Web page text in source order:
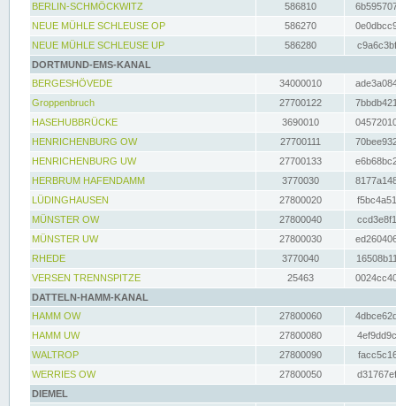
BERLIN-SCHMÖCKWITZ
586810
NEUE MÜHLE SCHLEUSE OP
586270
NEUE MÜHLE SCHLEUSE UP
586280
DORTMUND-EMS-KANAL
BERGESHÖVEDE
34000010
Groppenbruch
27700122
HASEHUBBRÜCKE
3690010
HENRICHENBURG OW
27700111
HENRICHENBURG UW
27700133
HERBRUM HAFENDAMM
3770030
LÜDINGHAUSEN
27800020
MÜNSTER OW
27800040
MÜNSTER UW
27800030
RHEDE
3770040
VERSEN TRENNSPITZE
25463
DATTELN-HAMM-KANAL
HAMM OW
27800060
HAMM UW
27800080
WALTROP
27800090
WERRIES OW
27800050
DIEMEL